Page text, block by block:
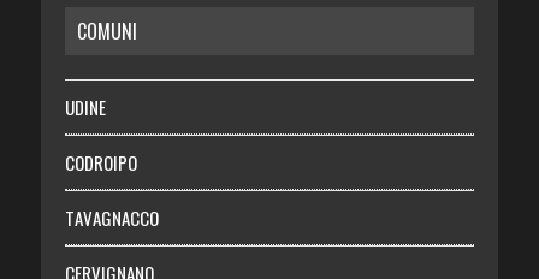
RISPARMIO
SALUTE
Necrologie
Chi siamo
Abbonati
COMUNI
UDINE
CODROIPO
TAVAGNACCO
CERVIGNANO